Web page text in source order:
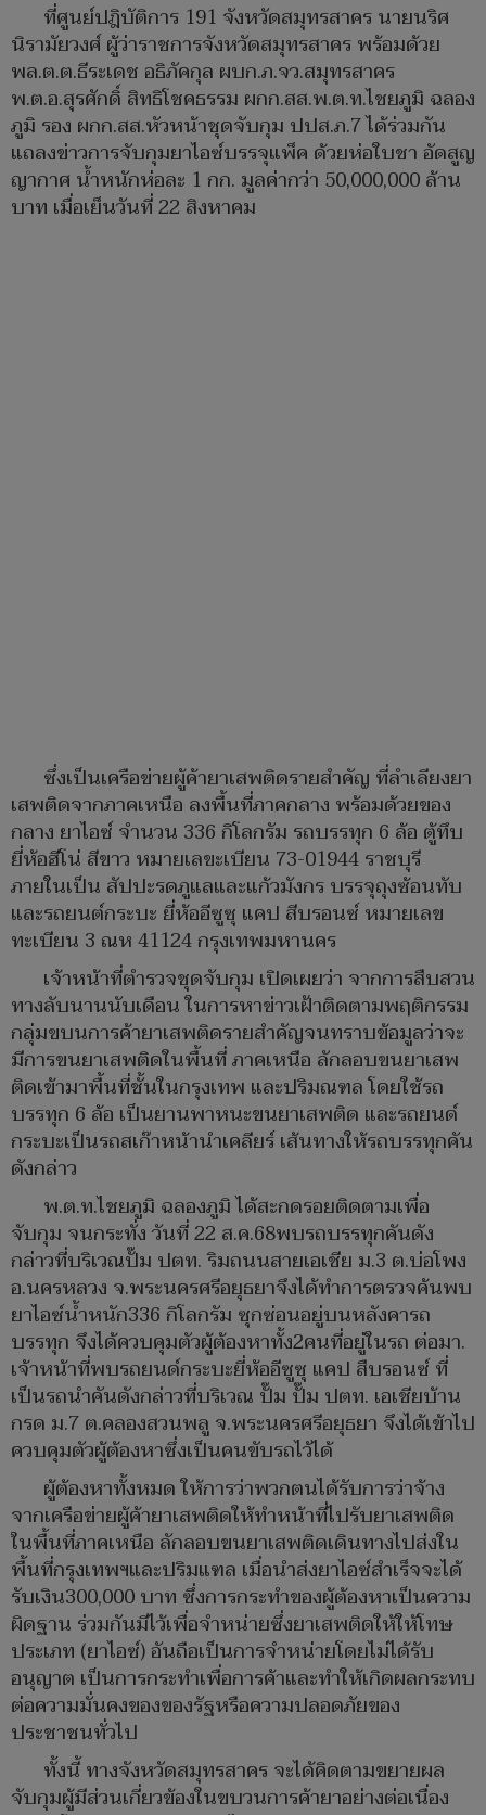
ที่ศูนย์ปฎิบัติการ 191 จังหวัดสมุทรสาคร นายนริศ
นิรามัยวงศ์ ผู้ว่าราชการจังหวัดสมุทรสาคร พร้อมด้วย
พล.ต.ต.ธีระเดช อธิภัคกุล ผบก.ภ.จว.สมุทรสาคร
พ.ต.อ.สุรศักดิ์ สิทธิโชคธรรม ผกก.สส.พ.ต.ท.ไชยภูมิ ฉลอง
ภูมิ รอง ผกก.สส.หัวหน้าชุดจับกุม ปปส.ภ.7 ได้ร่วมกัน
แถลงข่าวการจับกุมยาไอซ์บรรจุแพ็ค ด้วยห่อใบชา อัดสูญ
ญากาศ น้ำหนักห่อละ 1 กก. มูลค่ากว่า 50,000,000 ล้าน
บาท เมื่อเย็นวันที่ 22 สิงหาคม
ซึ่งเป็นเครือข่ายผู้ค้ายาเสพติดรายสำคัญ ที่ลำเลียงยา
เสพติดจากภาคเหนือ ลงพื้นที่ภาคกลาง พร้อมด้วยของ
กลาง ยาไอซ์ จำนวน 336 กิโลกรัม รถบรรทุก 6 ล้อ ตู้ทึบ
ยี่ห้อฮีโน่ สีขาว หมายเลขะเบียน 73-01944 ราชบุรี
ภายในเป็น สัปปะรดภูแลและแก้วมังกร บรรจุถุงซ้อนทับ
และรถยนต์กระบะ ยี่ห้ออีซูซุ แคป สีบรอนซ์ หมายเลข
ทะเบียน 3 ณห 41124 กรุงเทพมหานคร
เจ้าหน้าที่ตำรวจชุดจับกุม เปิดเผยว่า จากการสืบสวน
ทางลับนานนับเดือน ในการหาข่าวเฝ้าติดตามพฤติกรรม
กลุ่มขบนการค้ายาเสพติดรายสำคัญจนทราบข้อมูลว่าจะ
มีการขนยาเสพติดในพื้นที่ ภาคเหนือ ลักลอบขนยาเสพ
ติดเข้ามาพื้นที่ชั้นในกรุงเทพ และปริมณฑล โดยใช้รถ
บรรทุก 6 ล้อ เป็นยานพาหนะขนยาเสพติด และรถยนด์
กระบะเป็นรถสเก๊าหน้านำเคลียร์ เส้นทางให้รถบรรทุกคัน
ดังกล่าว
พ.ต.ท.ไชยภูมิ ฉลองภูมิ ได้สะกดรอยติดตามเพื่อ
จับกุม จนกระทั่ง วันที่ 22 ส.ค.68พบรถบรรทุกคันดัง
กล่าวที่บริเวณปั๊ม ปตท. ริมถนนสายเอเชีย ม.3 ต.บ่อโพง
อ.นครหลวง จ.พระนครศรีอยุธยาจึงได้ทำการตรวจค้นพบ
ยาไอซ์น้ำหนัก336 กิโลกรัม ซุกซ่อนอยู่บนหลังคารถ
บรรทุก จึงได้ควบคุมตัวผู้ต้องหาทั้ง2คนที่อยู่ในรถ ต่อมา.
เจ้าหน้าที่พบรถยนด์กระบะยี่ห้ออีซูซุ แคป สืบรอนซ์ ที่
เป็นรถนำคันดังกล่าวที่บริเวณ ปั๊ม ปั๊ม ปตท. เอเชียบ้าน
กรด ม.7 ต.คลองสวนพลู จ.พระนครศรีอยุธยา จึงได้เข้าไป
ควบคุมตัวผู้ต้องหาซึ่งเป็นคนขับรถไว้ได้
ผู้ต้องหาทั้งหมด ให้การว่าพวกตนได้รับการว่าจ้าง
จากเครือข่ายผู้ค้ายาเสพติดให้ทำหน้าที่ไปรับยาเสพติด
ในพื้นที่ภาคเหนือ ลักลอบขนยาเสพติดเดินทางไปส่งใน
พื้นที่กรุงเทพฯและปริมแฑล เมื่อนำส่งยาไอซ์สำเร็จจะได้
รับเงิน300,000 บาท ซึ่งการกระทำของผู้ต้องหาเป็นความ
ผิดฐาน ร่วมกันมีไว้เพื่อจำหน่ายซึ่งยาเสพติดให้ให้โทษ
ประเภท (ยาไอซ์) อันถือเป็นการจำหน่ายโดยไม่ได้รับ
อนุญาต เป็นการกระทำเพื่อการค้าและทำให้เกิดผลกระทบ
ต่อความมั่นคงของของรัฐหรือความปลอดภัยของ
ประชาชนทั่วไป
ทั้งนี้ ทางจังหวัดสมุทรสาคร จะได้คิดตามขยายผล
จับกุมผู้มีส่วนเกี่ยวข้องในขบวนการค้ายาอย่างต่อเนื่อง